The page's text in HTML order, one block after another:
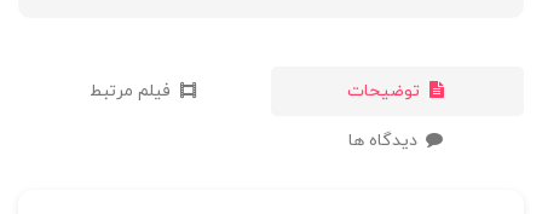
توضیحات فیلم مرتبط
دیدگاه ها